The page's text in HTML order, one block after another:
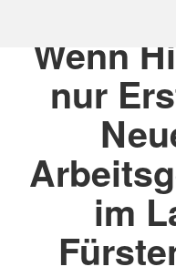
Wenn
nur
im